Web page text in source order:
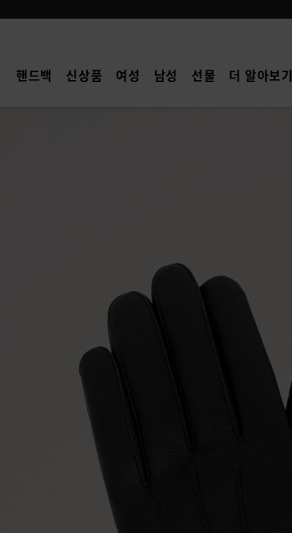
Mulberry
남
핸드백 신상품 여성 남성 선물 더 알아보기